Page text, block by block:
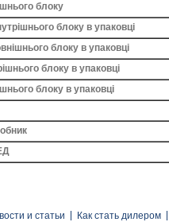
блоку
блоку в упаковці
блоку в упаковці
блоку в упаковці
блоку в упаковці
и статьи Как стать дилером